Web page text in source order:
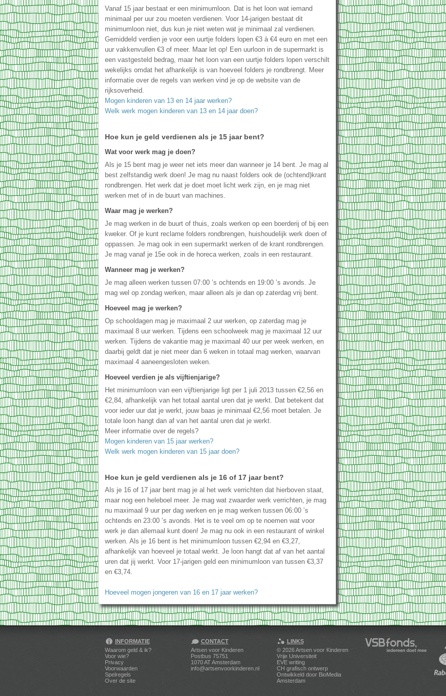
Vanaf 15 jaar bestaat er een minimumloon. Dat is het loon wat iemand
minimaal per uur zou moeten verdienen. Voor 14-jarigen bestaat dit
minimumloon niet, dus kun je niet weten wat je minimaal zal verdienen.
Gemiddeld verdien je voor een uurtje folders lopen €3 à €4 euro en met een
uur vakkenvullen €3 of meer. Maar let op! Een uurloon in de supermarkt is
een vastgesteld bedrag, maar het loon van een uurtje folders lopen verschilt
wekelijks omdat het afhankelijk is van hoeveel folders je rondbrengt. Meer
informatie over de regels van werken vind je op de website van de
rijksoverheid.
Mogen kinderen van 13 en 14 jaar werken?
Welk werk mogen kinderen van 13 en 14 jaar doen?
Hoe kun je geld verdienen als je 15 jaar bent?
Wat voor werk mag je doen?
Als je 15 bent mag je weer net iets meer dan wanneer je 14 bent. Je mag al
best zelfstandig werk doen! Je mag nu naast folders ook de (ochtend)krant
rondbrengen. Het werk dat je doet moet licht werk zijn, en je mag niet
werken met of in de buurt van machines.
Waar mag je werken?
Je mag werken in de buurt of thuis, zoals werken op een boerderij of bij een
kweker. Of je kunt reclame folders rondbrengen, huishoudelijk werk doen of
oppassen. Je mag ook in een supermarkt werken of de krant rondbrengen.
Je mag vanaf je 15e ook in de horeca werken, zoals in een restaurant.
Wanneer mag je werken?
Je mag alleen werken tussen 07:00 ’s ochtends en 19:00 ’s avonds. Je
mag wel op zondag werken, maar alleen als je dan op zaterdag vrij bent.
Hoeveel mag je werken?
Op schooldagen mag je maximaal 2 uur werken, op zaterdag mag je
maximaal 8 uur werken. Tijdens een schoolweek mag je maximaal 12 uur
werken. Tijdens de vakantie mag je maximaal 40 uur per week werken, en
daarbij geldt dat je niet meer dan 6 weken in totaal mag werken, waarvan
maximaal 4 aaneengesloten weken.
Hoeveel verdien je als vijftienjarige?
Het minimumloon van een vijftienjarige ligt per 1 juli 2013 tussen €2,56 en
€2,84, afhankelijk van het totaal aantal uren dat je werkt. Dat betekent dat
voor ieder uur dat je werkt, jouw baas je minimaal €2,56 moet betalen. Je
totale loon hangt dan af van het aantal uren dat je werkt.
Meer informatie over de regels?
Mogen kinderen van 15 jaar werken?
Welk werk mogen kinderen van 15 jaar doen?
Hoe kun je geld verdienen als je 16 of 17 jaar bent?
Als je 16 of 17 jaar bent mag je al het werk verrichten dat hierboven staat,
maar nog een heleboel meer. Je mag wat zwaarder werk verrichten, je mag
nu maximaal 9 uur per dag werken en je mag werken tussen 06:00 ’s
ochtends en 23:00 ’s avonds. Het is te veel om op te noemen wat voor
werk je dan allemaal kunt doen! Je mag nu ook in een restaurant of winkel
werken. Als je 16 bent is het minimumloon tussen €2,94 en €3,27,
afhankelijk van hoeveel je totaal werkt. Je loon hangt dat af van het aantal
uren dat jij werkt. Voor 17-jarigen geld een minimumloon van tussen €3,37
en €3,74.
Hoeveel mogen jongeren van 16 en 17 jaar werken?
INFORMATIE
Waarom geld & ik?
Voor wie?
Privacy
Voorwaarden
Spelregels
Over de site
CONTACT
Artsen voor Kinderen
Postbus 75751
1070 AT Amsterdam
info@artsenvoorkinderen.nl
LINKS
© 2026Artsen voor Kinderen
Vrije Universiteit
EVE writing
CH grafisch ontwerp
Ontwikkeld door BioMedia
Amsterdam